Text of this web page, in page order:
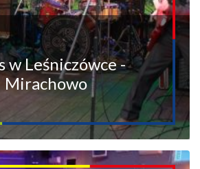
w Leśniczówce -
Mirachowo